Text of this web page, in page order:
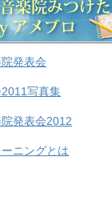
発表会
写真集
発表会2012
ニングとは